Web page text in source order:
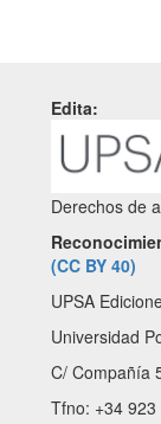
Edita:
Derechos de
(CC BY 40)
UPSA
Universidad
C/ Compañía
Tfno: +34 923